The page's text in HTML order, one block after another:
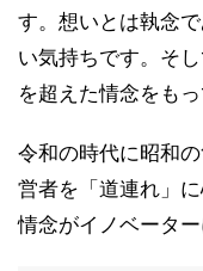
す。想いとは執念
い気持ちです。そ
を超えた情念をもっ
令和の時代に昭和
営者を「道連れ」
情念がイノベーター